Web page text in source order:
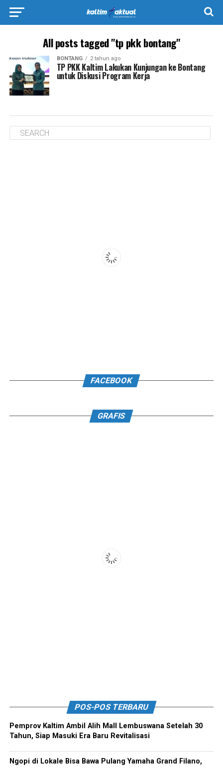
All posts tagged "tp pkk bontang"
BONTANG 2 tahun ago
TP PKK Kaltim Lakukan Kunjungan ke Bontang
untuk Diskusi Program Kerja
FACEBOOK
GRAFIS
POS-POS TERBARU
Pemprov Kaltim Ambil Alih Mall Lembuswana Setelah 30
Tahun, Siap Masuki Era Baru Revitalisasi
Ngopi di Lokale Bisa Bawa Pulang Yamaha Grand Filano,